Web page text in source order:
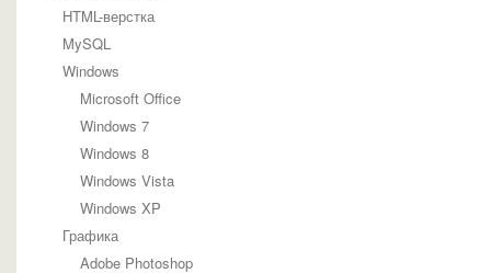
HTML-верстка
MySQL
Windows
Microsoft Office
Windows 7
Windows 8
Windows Vista
Windows XP
Графика
Adobe Photoshop